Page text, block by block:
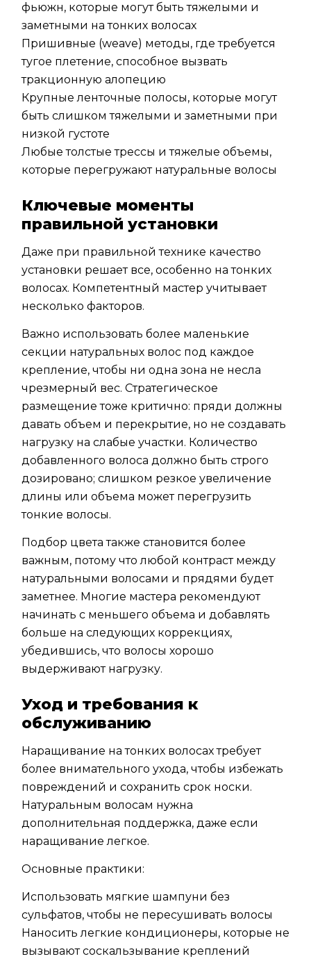
фьюжн, которые могут быть тяжелыми и
заметными на тонких волосах
Пришивные (weave) методы, где требуется
тугое плетение, способное вызвать
тракционную алопецию
Крупные ленточные полосы, которые могут
быть слишком тяжелыми и заметными при
низкой густоте
Любые толстые трессы и тяжелые объемы,
которые перегружают натуральные волосы
Ключевые моменты
правильной установки
Даже при правильной технике качество
установки решает все, особенно на тонких
волосах. Компетентный мастер учитывает
несколько факторов.
Важно использовать более маленькие
секции натуральных волос под каждое
крепление, чтобы ни одна зона не несла
чрезмерный вес. Стратегическое
размещение тоже критично: пряди должны
давать объем и перекрытие, но не создавать
нагрузку на слабые участки. Количество
добавленного волоса должно быть строго
дозировано; слишком резкое увеличение
длины или объема может перегрузить
тонкие волосы.
Подбор цвета также становится более
важным, потому что любой контраст между
натуральными волосами и прядями будет
заметнее. Многие мастера рекомендуют
начинать с меньшего объема и добавлять
больше на следующих коррекциях,
убедившись, что волосы хорошо
выдерживают нагрузку.
Уход и требования к
обслуживанию
Наращивание на тонких волосах требует
более внимательного ухода, чтобы избежать
повреждений и сохранить срок носки.
Натуральным волосам нужна
дополнительная поддержка, даже если
наращивание легкое.
Основные практики:
Использовать мягкие шампуни без
сульфатов, чтобы не пересушивать волосы
Наносить легкие кондиционеры, которые не
вызывают соскальзывание креплений